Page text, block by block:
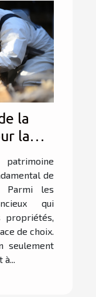
la
la
de
Parmi les
qui
propriétés,
de choix.
seulement